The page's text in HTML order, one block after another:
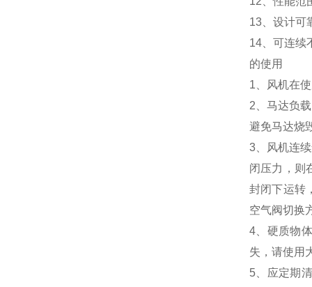
13、设计可
14、可连续
的使用
1、风机在
2、马达负
避免马达烧
3、风机连
闭压力，则
封闭下运转
空气阀切换
4、硬质物
失，请使用
5、应定期